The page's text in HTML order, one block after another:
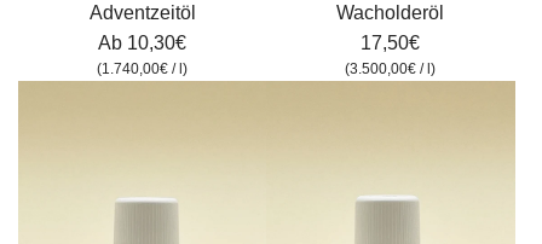
Adventzeitöl
Ab 10,30€
(1.740,00€ /l)
Warenkorb
hinzufügen
Wacholderöl
17,50€
(3.500,00€ /l)